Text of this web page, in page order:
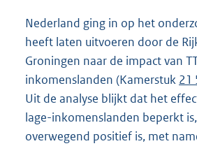
Nederland ging in op het
heeft laten uitvoeren door de
Groningen naar de impact van
inkomenslanden (Kamerstuk 21
Uit de analyse blijkt dat het
lage-inkomenslanden beperkt
overwegend positief is, met